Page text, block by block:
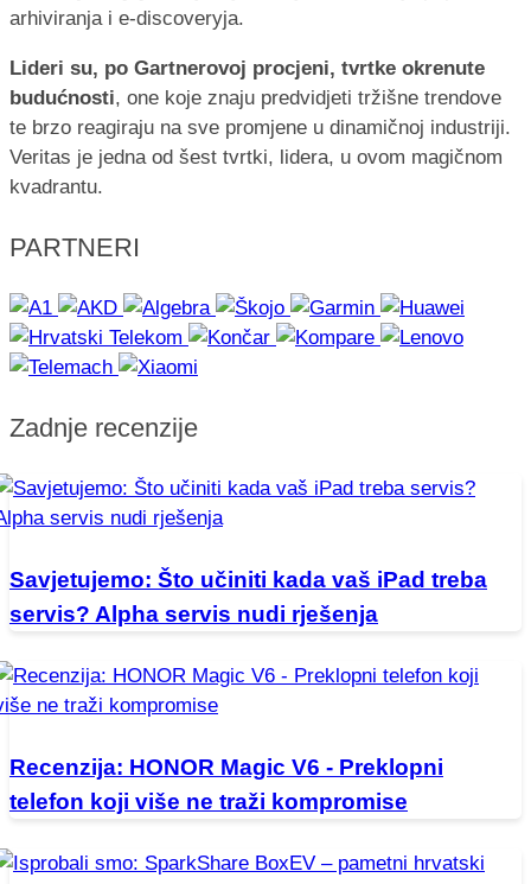
arhiviranja i e-discoveryja.
Lideri su, po Gartnerovoj procjeni, tvrtke okrenute
budućnosti, one koje znaju predvidjeti tržišne trendove
te brzo reagiraju na sve promjene u dinamičnoj industriji.
Veritas je jedna od šest tvrtki, lidera, u ovom magičnom
kvadrantu.
PARTNERI
Zadnje recenzije
Savjetujemo: Što učiniti kada vaš iPad treba
servis? Alpha servis nudi rješenja
Recenzija: HONOR Magic V6 - Preklopni
telefon koji više ne traži kompromise